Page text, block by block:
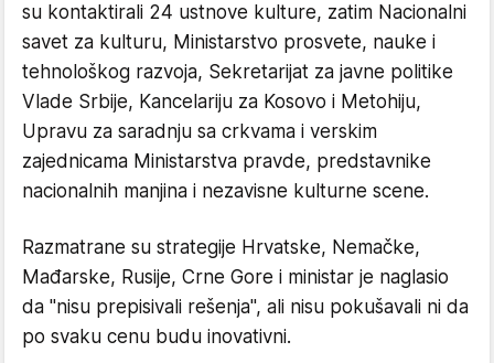
su kontaktirali 24 ustnove kulture, zatim Nacionalni
savet za kulturu, Ministarstvo prosvete, nauke i
tehnološkog razvoja, Sekretarijat za javne politike
Vlade Srbije, Kancelariju za Kosovo i Metohiju,
Upravu za saradnju sa crkvama i verskim
zajednicama Ministarstva pravde, predstavnike
nacionalnih manjina i nezavisne kulturne scene.
Razmatrane su strategije Hrvatske, Nemačke,
Mađarske, Rusije, Crne Gore i ministar je naglasio
da "nisu prepisivali rešenja", ali nisu pokušavali ni da
po svaku cenu budu inovativni.